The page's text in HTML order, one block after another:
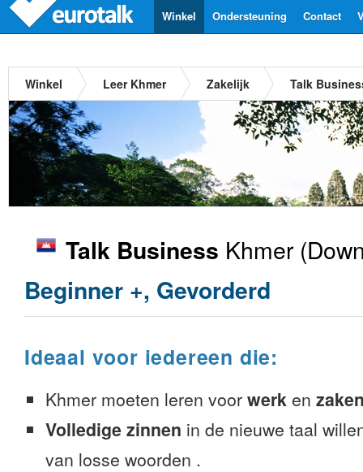
Contact
Ondersteuning
Winkel
Winkel Leer Khmer Zakelijk Talk
Talk Business Khmer
Beginner +, Gevorderd
Ideaal voor iedereen die:
Khmer moeten leren voor werk en
Volledige zinnen in de nieuwe taal
van losse woorden .